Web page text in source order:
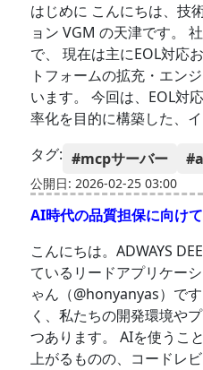
はじめに こんにちは、技
ョン VGM の天津です。
で、 現在は主にEOL対応
トフォームの拡充・エン
います。 今回は、EOL対
率化を目的に構築した、
タグ: #mcpサーバー
公開日: 2026-02-25 03:00
AI時代の品質担保に向け
こんにちは。ADWAYS
ているリードアプリケー
ゃん（@honyanyas）で
く、私たちの開発環境や
つあります。 AIを使うこ
上がるものの、コードレビ